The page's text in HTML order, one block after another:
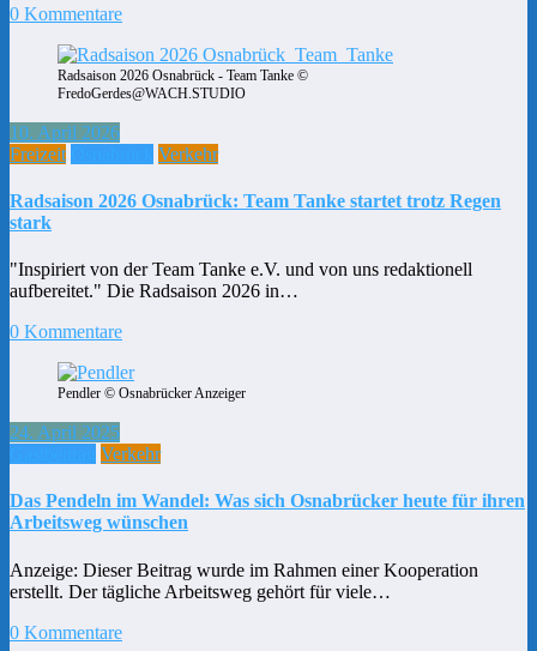
0 Kommentare
Radsaison 2026 Osnabrück - Team Tanke ©
FredoGerdes@WACH.STUDIO
10. April 2026
Freizeit
Verkehr
Radsaison 2026 Osnabrück: Team Tanke startet trotz Regen
stark
"Inspiriert von der Team Tanke e.V. und von uns redaktionell
aufbereitet." Die Radsaison 2026 in…
0 Kommentare
Pendler © Osnabrücker Anzeiger
24. April 2025
Verkehr
Das Pendeln im Wandel: Was sich Osnabrücker heute für ihren
Arbeitsweg wünschen
Anzeige: Dieser Beitrag wurde im Rahmen einer Kooperation
erstellt. Der tägliche Arbeitsweg gehört für viele…
0 Kommentare